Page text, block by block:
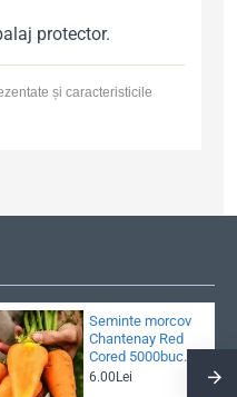
protector.
și caracteristicile
Seminte morcov
Chantenay Red
Cored 5000buc.
6.00Lei